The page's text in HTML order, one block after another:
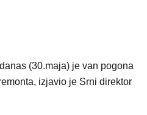
(30.maja) je van pogona
izjavio je Srni direktor